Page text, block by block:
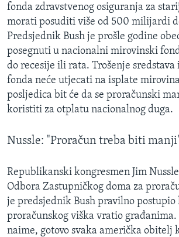
fonda zdravstvenog osiguranja za
morati posuditi više od 500 milijardi
Predsjednik Bush je prošle godine
posegnuti u nacionalni mirovinski
do recesije ili rata. Trošenje
fonda neće utjecati na isplate
posljedica bit će da se proračunski
koristiti za otplatu nacionalnog duga.
Nussle: "Proračun treba biti
Republikanski kongresmen Jim
Odbora Zastupničkog doma za
je predsjednik Bush pravilno postupio
proračunskog viška vratio građanima.
naime, gotovo svaka američka obitelj